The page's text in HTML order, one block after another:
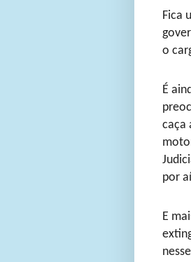
Fica
o
É
caça
por
E